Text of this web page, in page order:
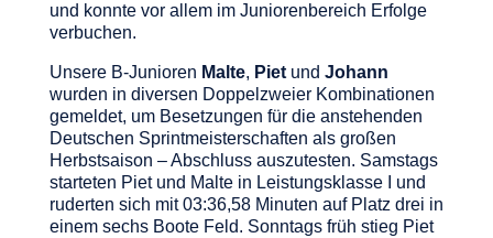
und konnte vor allem im Juniorenbereich Erfolge
verbuchen.
Unsere B-Junioren Malte, Pietund Johann
wurden in diversen Doppelzweier Kombinationen
gemeldet, um Besetzungen für die anstehenden
Deutschen Sprintmeisterschaften als großen
Herbstsaison – Abschluss auszutesten. Samstags
starteten Piet und Malte in Leistungsklasse I und
ruderten sich mit 03:36,58 Minuten auf Platz drei in
einem sechs Boote Feld. Sonntags früh stieg Piet